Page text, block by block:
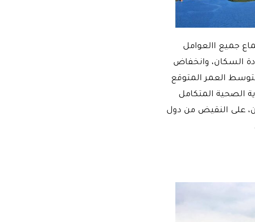
المرتبة الأولى عالمياً لتصنيف عام 2021 لاجتماع جميع االعوامل
السكان، وانخفاض
العمر المتوقع
الصحية المتكامل
على النقيض من دول